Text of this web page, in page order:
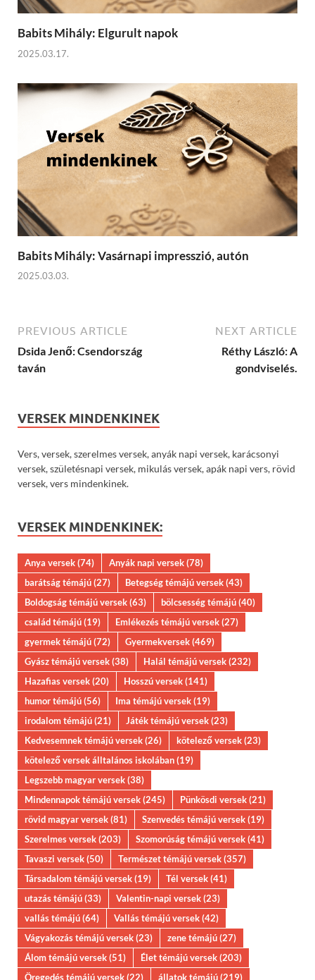
Babits Mihály: Elgurult napok
2025.03.17.
Babits Mihály: Vasárnapi impresszió, autón
2025.03.03.
PREVIOUS ARTICLE
Dsida Jenő: Csendország
taván
NEXT ARTICLE
Réthy László: A
gondviselés.
VERSEK MINDENKINEK
Vers, versek, szerelmes versek, anyák napi versek, karácsonyi
versek, születésnapi versek, mikulás versek, apák napi vers, rövid
versek, vers mindenkinek.
VERSEK MINDENKINEK:
Anya versek(74) Anyák napi versek(78)
barátság témájú(27) Betegség témájú versek(43)
Boldogság témájú versek(63) bölcsesség témájú(40)
család témájú(19) Emlékezés témájú versek(27)
gyermek témájú(72) Gyermekversek(469)
Gyász témájú versek(38) Halál témájú versek(232)
Hazafias versek(20) Hosszú versek(141)
humor témájú(56) Ima témájú versek(19)
irodalom témájú(21) Játék témájú versek(23)
Kedvesemnek témájú versek(26) kötelező versek(23)
kötelező versek álltalános iskolában(19)
Legszebb magyar versek(38)
Mindennapok témájú versek(245) Pünkösdi versek(21)
rövid magyar versek(81) Szenvedés témájú versek(19)
Szerelmes versek(203) Szomorúság témájú versek(41)
Tavaszi versek(50) Természet témájú versek(357)
Társadalom témájú versek(19) Tél versek(41)
utazás témájú(33) Valentin-napi versek(23)
vallás témájú(64) Vallás témájú versek(42)
Vágyakozás témájú versek(23) zene témájú(27)
Álom témájú versek(51) Élet témájú versek(203)
Öregedés témájú versek(22) állatok témájú(219)